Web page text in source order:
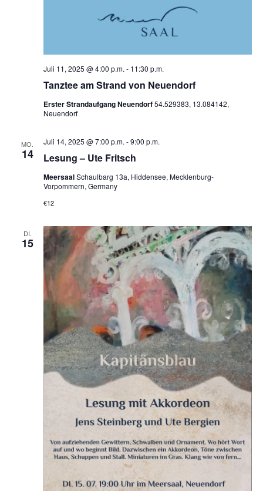
Tanztee am Strand von Neuendorf
Juli 11, 2025 @ 4:00 p.m. - 11:30 p.m.
Erster Strandaufgang Neuendorf54.529383, 13.084142,
Neuendorf
MO.
14 Lesung – Ute Fritsch
Juli 14, 2025 @ 7:00 p.m. -9:00 p.m.
MeersaalSchaulbarg 13a, Hiddensee, Mecklenburg-
Vorpommern, Germany
€12
DI.
15